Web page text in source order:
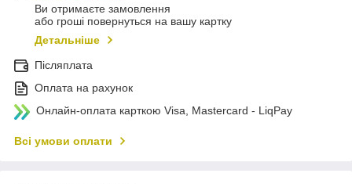
Ви отримаєте замовлення
або гроші повернуться на вашу картку
Детальніше
Післяплата
Оплата на рахунок
Онлайн-оплата карткою Visa, Mastercard - LiqPay
Всі умови оплати